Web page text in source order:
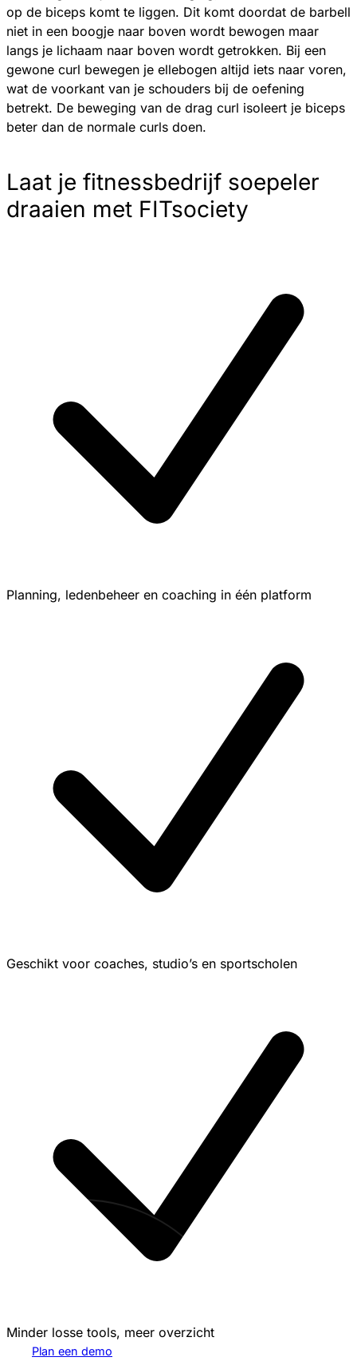
op de biceps komt te liggen. Dit komt doordat de barbell
niet in een boogje naar boven wordt bewogen maar
langs je lichaam naar boven wordt getrokken. Bij een
gewone curl bewegen je ellebogen altijd iets naar voren,
wat de voorkant van je schouders bij de oefening
betrekt. De beweging van de drag curl isoleert je biceps
beter dan de normale curls doen.
Laat je fitnessbedrijf soepeler
draaien met FITsociety
Planning, ledenbeheer en coaching in één platform
Geschikt voor coaches, studio’s en sportscholen
Minder losse tools, meer overzicht
Plan een demo